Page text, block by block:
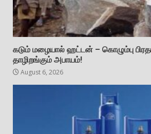
கடும் மழையால் ஹட்டன் – கொழும்பு
தாழிறங்கும் அபாயம்!
August 6, 2026